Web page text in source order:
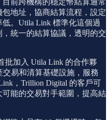
地址，協商結算流程，設定
。Utila Link 標準化這個過
統一的結算協議，透明的交
批加入 Utila Link 的合作夥
易和清算基礎設施，服務
，Trillion Digital 的客戶可
能的交易對手範圍，提高結